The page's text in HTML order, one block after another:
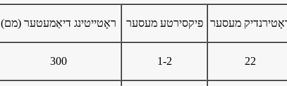
ראָטייטינג דיאַמעטער (מם) פיקסירטע מעסער מעסער
300 1-2 22